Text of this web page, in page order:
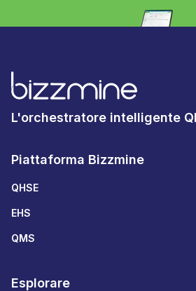
L'orchestratore intelligente
Piattaforma Bizzmine
QHSE
EHS
QMS
Esplorare